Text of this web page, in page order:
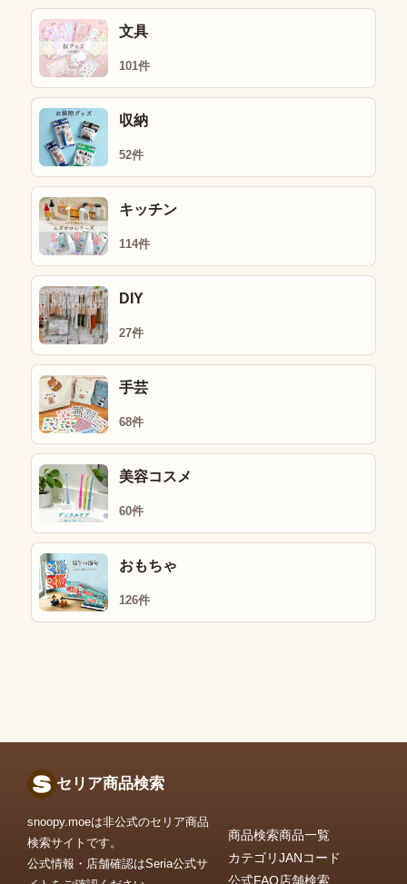
文具
101件
収納
52件
キッチン
114件
DIY
27件
手芸
68件
美容コスメ
60件
おもちゃ
126件
セリア商品検索
snoopy.moeは非公式のセリア商品
検索サイトです。
公式情報・店舗確認はSeria公式サ
商品検索商品一覧
カテゴリJANコード
公式FAQ店舗検索